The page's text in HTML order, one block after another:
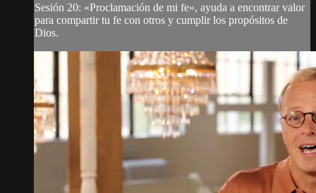
Sesión 20: «Proclamación de mi fe», ayuda a encontrar valor
para compartir tu fe con otros y cumplir los propósitos de
Dios.